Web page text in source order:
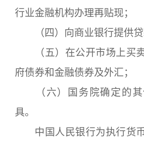
行业金融机构办理再贴现；
（四）向商业银行提供贷
（五）在公开市场上买
府债券和金融债券及外汇；
（六）国务院确定的其
具。
中国人民银行为执行货